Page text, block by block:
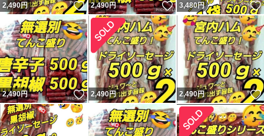
2,490円 いいね！
2,490円 いいね！
3,480円
2,490円 いいね！
2,490円 2,490円